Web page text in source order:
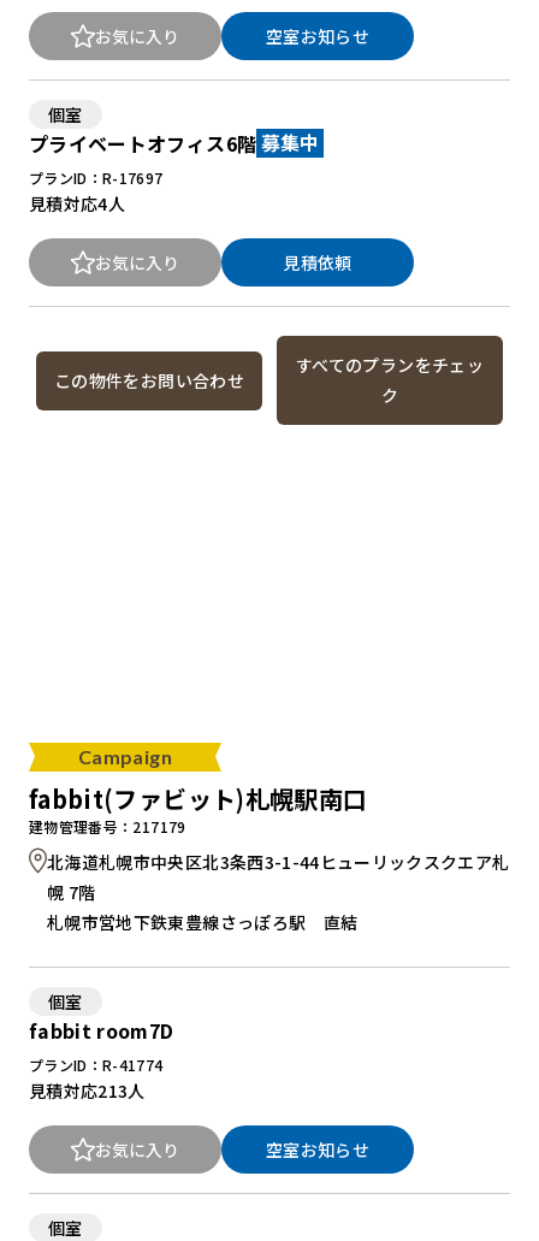
お気に入り 空室お知らせ
個室
プライベートオフィス6階 募集中
プランID：R-17697
見積対応4人
お気に入り 見積依頼
この物件をお問い合わせ
すべてのプランをチェッ
ク
Campaign
fabbit(ファビット)札幌駅南口
建物管理番号：217179
北海道札幌市中央区北3条西3-1-44ヒューリックスクエア札
幌 7階
札幌市営地下鉄東豊線さっぽろ駅 直結
個室
fabbit room7D
プランID：R-41774
見積対応213人
お気に入り 空室お知らせ
個室